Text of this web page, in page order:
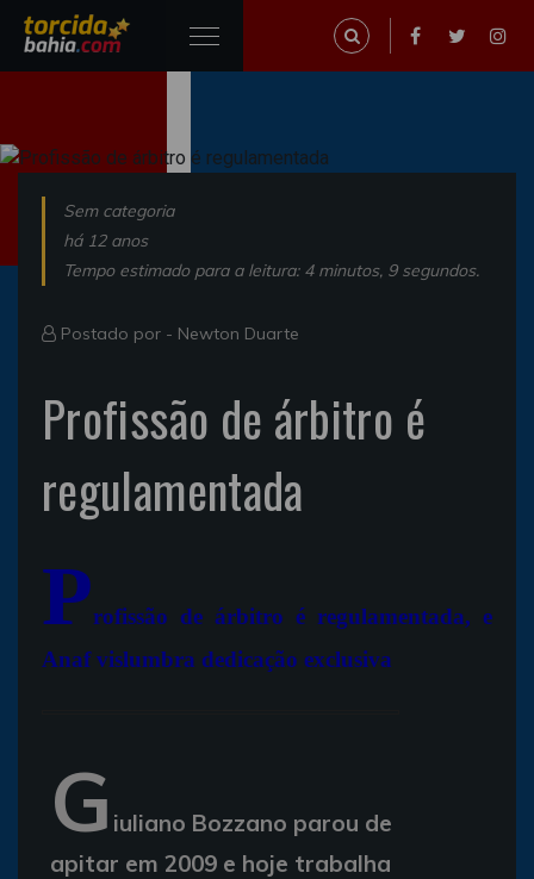
Sem categoria
há 12 anos
Tempo estimado para a leitura: 4 minutos, 9 segundos.
Postado por - Newton Duarte
Profissão de árbitro é
regulamentada
Profissão de árbitro é regulamentada, e
Anaf vislumbra dedicação exclusiva
G iuliano Bozzano parou de
apitar em 2009 e hoje trabalha